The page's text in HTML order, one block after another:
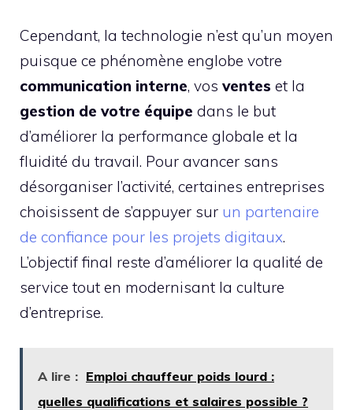
Cependant, la technologie n’est qu’un moyen
puisque ce phénomène englobe votre
communication interne, vos ventes et la
gestion de votre équipe dans le but
d’améliorer la performance globale et la
fluidité du travail. Pour avancer sans
désorganiser l’activité, certaines entreprises
choisissent de s’appuyer sur un partenaire
de confiance pour les projets digitaux.
L’objectif final reste d’améliorer la qualité de
service tout en modernisant la culture
d’entreprise.
A lire : Emploi chauffeur poids lourd :
quelles qualifications et salaires possible ?